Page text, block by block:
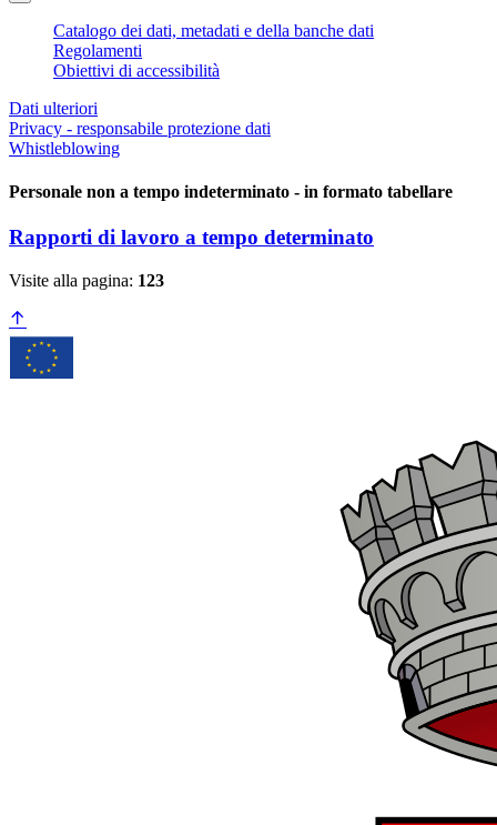
Catalogo dei dati, metadati e della banche dati
Regolamenti
Obiettivi di accessibilità
Dati ulteriori
Privacy - responsabile protezione dati
Whistleblowing
Personale non a tempo indeterminato - in formato tabellare
Rapporti di lavoro a tempo determinato
Visite alla pagina: 123